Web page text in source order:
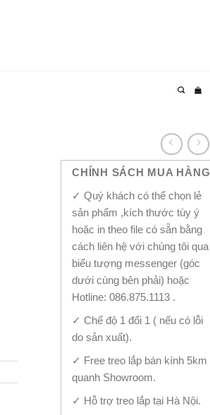
1019 quantity
CHÍNH SÁCH MUA HÀNG
✓ Quý khách có thể chọn lẻ
sản phẩm ,kích thước tùy ý
hoặc in theo file có sẵn bằng
cách liên hệ với chúng tôi qua
biểu tượng messenger (góc
dưới cùng bên phải) hoặc
Hotline: 086.875.1113 .
✓ Chế độ 1 đổi 1 ( nếu có lỗi
do sản xuất).
✓ Free treo lắp bán kính 5km
quanh Showroom.
✓ Hỗ trợ treo lắp tại Hà Nội.